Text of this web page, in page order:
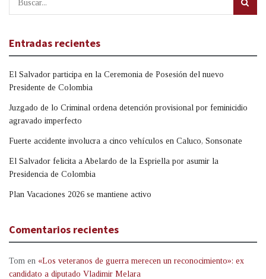
Entradas recientes
El Salvador participa en la Ceremonia de Posesión del nuevo
Presidente de Colombia
Juzgado de lo Criminal ordena detención provisional por feminicidio
agravado imperfecto
Fuerte accidente involucra a cinco vehículos en Caluco, Sonsonate
El Salvador felicita a Abelardo de la Espriella por asumir la
Presidencia de Colombia
Plan Vacaciones 2026 se mantiene activo
Comentarios recientes
Tom en «Los veteranos de guerra merecen un reconocimiento»: ex
candidato a diputado Vladimir Melara